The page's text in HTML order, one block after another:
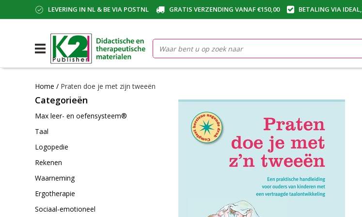
LEVERING IN NL & BE VIA POSTNL GRATIS VERZENDING VANAF €150,00 BETALING VIA
Home / Praten doe je met zijn tweeën
Categorieën
Max leer- en oefensysteem®
Taal
Logopedie
Rekenen
Waarneming
Ergotherapie
Sociaal-emotioneel